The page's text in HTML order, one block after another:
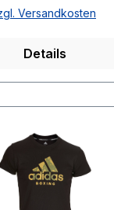
Versandkosten
Details